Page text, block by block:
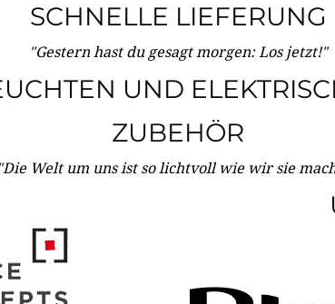
SCHNELLE LIEFERUNG
"Gestern hast du gesagt morgen: Los jetzt!"
UND
ZUBEHÖR
"Die Welt um uns ist so lichtvoll wie wir sie